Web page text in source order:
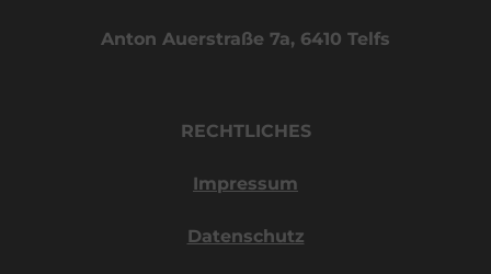
Anton Auerstraße 7a, 6410 Telfs
RECHTLICHES
Impressum
Datenschutz